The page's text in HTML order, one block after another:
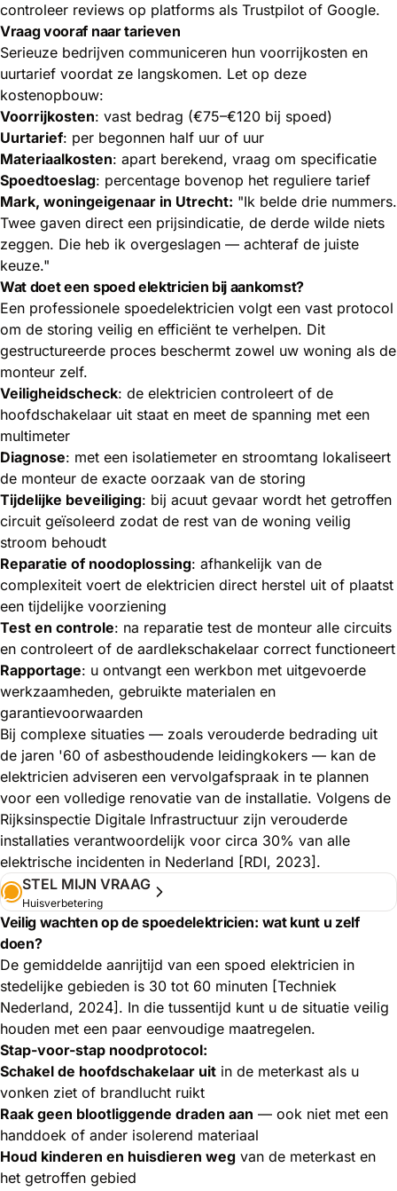
controleer reviews op platforms als Trustpilot of Google.
Vraag vooraf naar tarieven
Serieuze bedrijven communiceren hun voorrijkosten en
uurtarief voordat ze langskomen. Let op deze
kostenopbouw:
Voorrijkosten: vast bedrag (€75–€120 bij spoed)
Uurtarief: per begonnen half uur of uur
Materiaalkosten: apart berekend, vraag om specificatie
Spoedtoeslag: percentage bovenop het reguliere tarief
Mark, woningeigenaar in Utrecht: "Ik belde drie nummers.
Twee gaven direct een prijsindicatie, de derde wilde niets
zeggen. Die heb ik overgeslagen — achteraf de juiste
keuze."
Wat doet een spoed elektricien bij aankomst?
Een professionele spoedelektricien volgt een vast protocol
om de storing veilig en efficiënt te verhelpen. Dit
gestructureerde proces beschermt zowel uw woning als de
monteur zelf.
Veiligheidscheck: de elektricien controleert of de
hoofdschakelaar uit staat en meet de spanning met een
multimeter
Diagnose: met een isolatiemeter en stroomtang lokaliseert
de monteur de exacte oorzaak van de storing
Tijdelijke beveiliging: bij acuut gevaar wordt het getroffen
circuit geïsoleerd zodat de rest van de woning veilig
stroom behoudt
Reparatie of noodoplossing: afhankelijk van de
complexiteit voert de elektricien direct herstel uit of plaatst
een tijdelijke voorziening
Test en controle: na reparatie test de monteur alle circuits
en controleert of de aardlekschakelaar correct functioneert
Rapportage: u ontvangt een werkbon met uitgevoerde
werkzaamheden, gebruikte materialen en
garantievoorwaarden
Bij complexe situaties — zoals verouderde bedrading uit
de jaren '60 of asbesthoudende leidingkokers — kan de
elektricien adviseren een vervolgafspraak in te plannen
voor een volledige renovatie van de installatie. Volgens de
Rijksinspectie Digitale Infrastructuur zijn verouderde
installaties verantwoordelijk voor circa 30% van alle
elektrische incidenten in Nederland [RDI, 2023].
STEL MIJN VRAAG
Huisverbetering
Veilig wachten op de spoedelektricien: wat kunt u zelf
doen?
De gemiddelde aanrijtijd van een spoed elektricien in
stedelijke gebieden is 30 tot 60 minuten [Techniek
Nederland, 2024]. In die tussentijd kunt u de situatie veilig
houden met een paar eenvoudige maatregelen.
Stap-voor-stap noodprotocol:
Schakel de hoofdschakelaar uit in de meterkast als u
vonken ziet of brandlucht ruikt
Raak geen blootliggende draden aan — ook niet met een
handdoek of ander isolerend materiaal
Houd kinderen en huisdieren weg van de meterkast en
het getroffen gebied